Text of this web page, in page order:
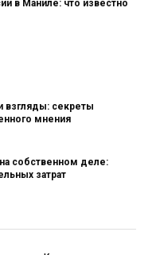
в Маниле: что известно
секреты
мнения
на собственном деле:
затрат